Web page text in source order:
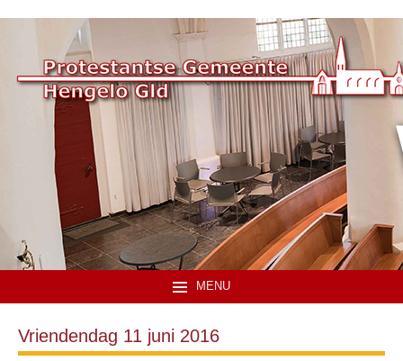
MENU
Vriendendag 11 juni 2016